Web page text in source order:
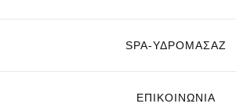
SPA-ΥΔΡΟΜΑΣΆΖ
ΕΠΙΚΟΙΝΩΝΊΑ